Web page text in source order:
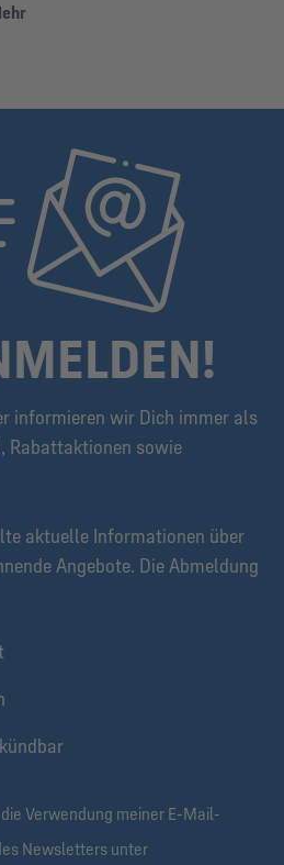
informieren wir Dich immer als
Rabattaktionen sowie
aktuelle Informationen über
Angebote. Die Abmeldung
Verwendung meiner E-Mail-
Newsletters unter